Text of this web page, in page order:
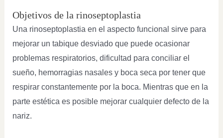
Objetivos de la rinoseptoplastia
Una rinoseptoplastia en el aspecto funcional sirve para
mejorar un tabique desviado que puede ocasionar
problemas respiratorios, dificultad para conciliar el
sueño, hemorragias nasales y boca seca por tener que
respirar constantemente por la boca. Mientras que en la
parte estética es posible mejorar cualquier defecto de la
nariz.